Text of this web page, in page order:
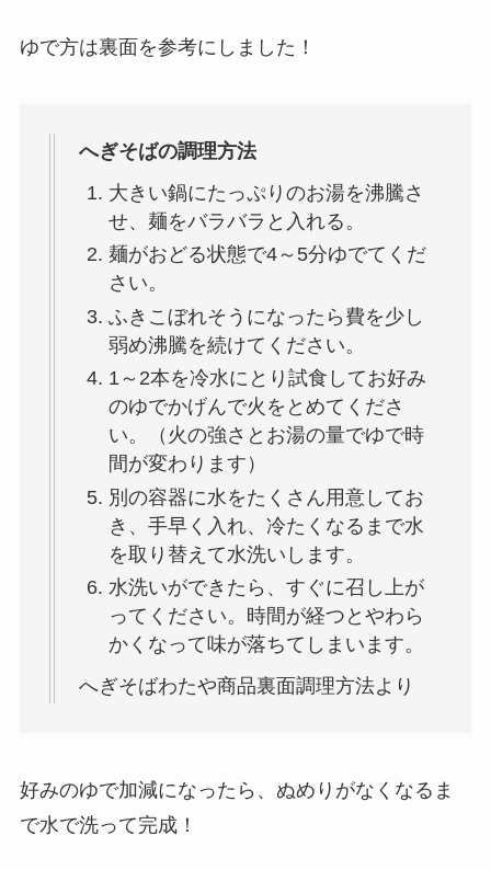
ゆで方は裏面を参考にしました！
へぎそばの調理方法
大きい鍋にたっぷりのお湯を沸騰さ
せ、麺をバラバラと入れる。
麺がおどる状態で4～5分ゆでてくだ
さい。
ふきこぼれそうになったら費を少し
弱め沸騰を続けてください。
1～2本を冷水にとり試食してお好み
のゆでかげんで火をとめてくださ
い。（火の強さとお湯の量でゆで時
間が変わります）
別の容器に水をたくさん用意してお
き、手早く入れ、冷たくなるまで水
を取り替えて水洗いします。
水洗いができたら、すぐに召し上が
ってください。時間が経つとやわら
かくなって味が落ちてしまいます。
へぎそばわたや商品裏面調理方法より
好みのゆで加減になったら、ぬめりがなくなるま
で水で洗って完成！